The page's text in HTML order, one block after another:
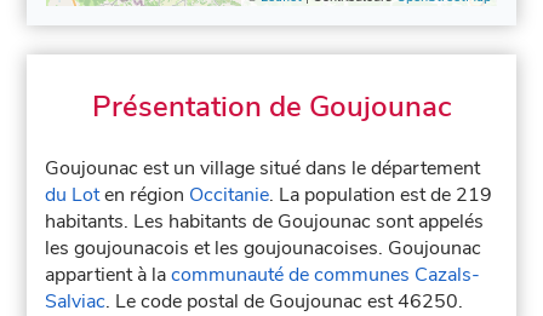
Présentation de Goujounac
Goujounac est un village situé dans le département
du Loten région Occitanie. La population est de 219
habitants. Les habitants de Goujounac sont appelés
les goujounacois et les goujounacoises. Goujounac
appartient à lacommunauté de communes Cazals-
Salviac. Le code postal de Goujounac est 46250.